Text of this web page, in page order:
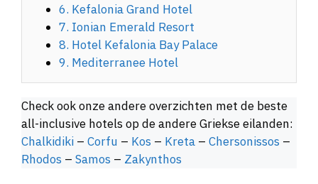
6. Kefalonia Grand Hotel
7. Ionian Emerald Resort
8. Hotel Kefalonia Bay Palace
9. Mediterranee Hotel
Check ook onze andere overzichten met de beste
all-inclusive hotels op de andere Griekse eilanden:
Chalkidiki – Corfu – Kos – Kreta – Chersonissos –
Rhodos – Samos – Zakynthos